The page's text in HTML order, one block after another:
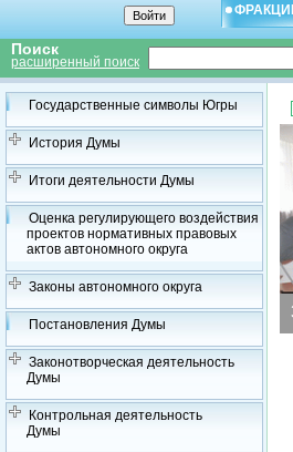
Поиск
расширенный поиск
Государственные символы Югры
История Думы
Итоги деятельности Думы
Оценка регулирующего воздействия
проектов нормативных правовых
актов автономного округа
Законы автономного округа
Постановления Думы
Законотворческая деятельность
Думы
Контрольная деятельность
Думы
Заседания Думы